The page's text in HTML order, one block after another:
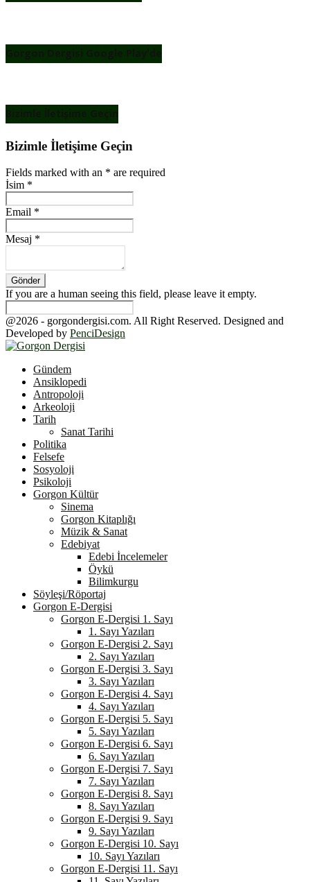
Gorgon Dergisi Google Play’de
Bizimle İletişime Geçin
Bizimle İletişime Geçin
Fields marked with an * are required
İsim *
Email *
Mesaj *
If you are a human seeing this field, please leave it empty.
@2026 - gorgondergisi.com. All Right Reserved. Designed and
Developed by PenciDesign
Gündem
Ansiklopedi
Antropoloji
Arkeoloji
Tarih
Sanat Tarihi
Politika
Felsefe
Sosyoloji
Psikoloji
Gorgon Kültür
Sinema
Gorgon Kitaplığı
Müzik & Sanat
Edebiyat
Edebi İncelemeler
Öykü
Bilimkurgu
Söyleşi/Röportaj
Gorgon E-Dergisi
Gorgon E-Dergisi 1. Sayı
1. Sayı Yazıları
Gorgon E-Dergisi 2. Sayı
2. Sayı Yazıları
Gorgon E-Dergisi 3. Sayı
3. Sayı Yazıları
Gorgon E-Dergisi 4. Sayı
4. Sayı Yazıları
Gorgon E-Dergisi 5. Sayı
5. Sayı Yazıları
Gorgon E-Dergisi 6. Sayı
6. Sayı Yazıları
Gorgon E-Dergisi 7. Sayı
7. Sayı Yazıları
Gorgon E-Dergisi 8. Sayı
8. Sayı Yazıları
Gorgon E-Dergisi 9. Sayı
9. Sayı Yazıları
Gorgon E-Dergisi 10. Sayı
10. Sayı Yazıları
Gorgon E-Dergisi 11. Sayı